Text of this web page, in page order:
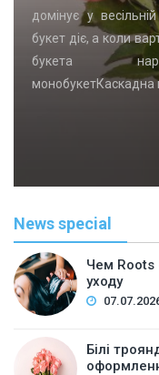
домінує у
букет діє, а коли
букета
монобукетКаскадна
News special
Чем Roots
уходу
Білі